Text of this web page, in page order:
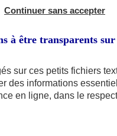
Continuer sans accepter
à être transparents
sur ces petits fichiers
des informations
en ligne, dans le